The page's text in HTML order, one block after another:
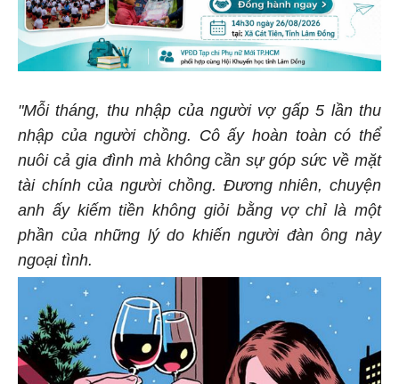
"Mỗi tháng, thu nhập của người vợ gấp 5 lần thu
nhập của người chồng. Cô ấy hoàn toàn có thể
nuôi cả gia đình mà không cần sự góp sức về mặt
tài chính của người chồng. Đương nhiên, chuyện
anh ấy kiếm tiền không giỏi bằng vợ chỉ là một
phần của những lý do khiến người đàn ông này
ngoại tình.